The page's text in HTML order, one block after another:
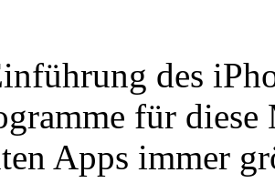
des
für
Apps immer